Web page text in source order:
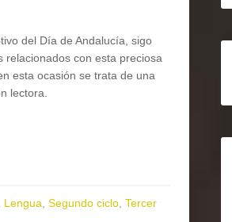
del Día de Andalucía, sigo
relacionados con esta preciosa
esta ocasión se trata de una
lectora.
Lengua Segundo ciclo Tercer